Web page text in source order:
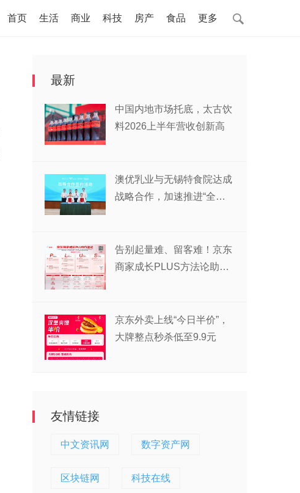
首页 生活 商业 科技 房产 食品 更多
最新
中国内地市场托底，太古饮
料2026上半年营收创新高
澳优乳业与无锡特食院达成
战略合作，加速推进“全家
告别起量难、留客难！京东
商家成长PLUS方法论助力
京东外卖上线“今日半价”，
大牌整点秒杀低至9.9元
友情链接
中文资讯网 数字资产网
区块链网 科技在线